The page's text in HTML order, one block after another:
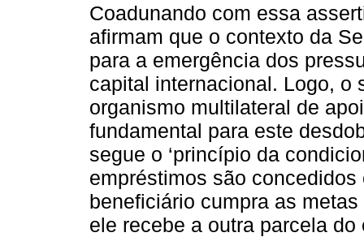
Coadunando com essa
afirmam que o contexto da
para a emergência dos
capital internacional. Logo, o
organismo multilateral de
fundamental para este
segue o ‘princípio da
empréstimos são
beneficiário cumpra as
ele recebe a outra parcela